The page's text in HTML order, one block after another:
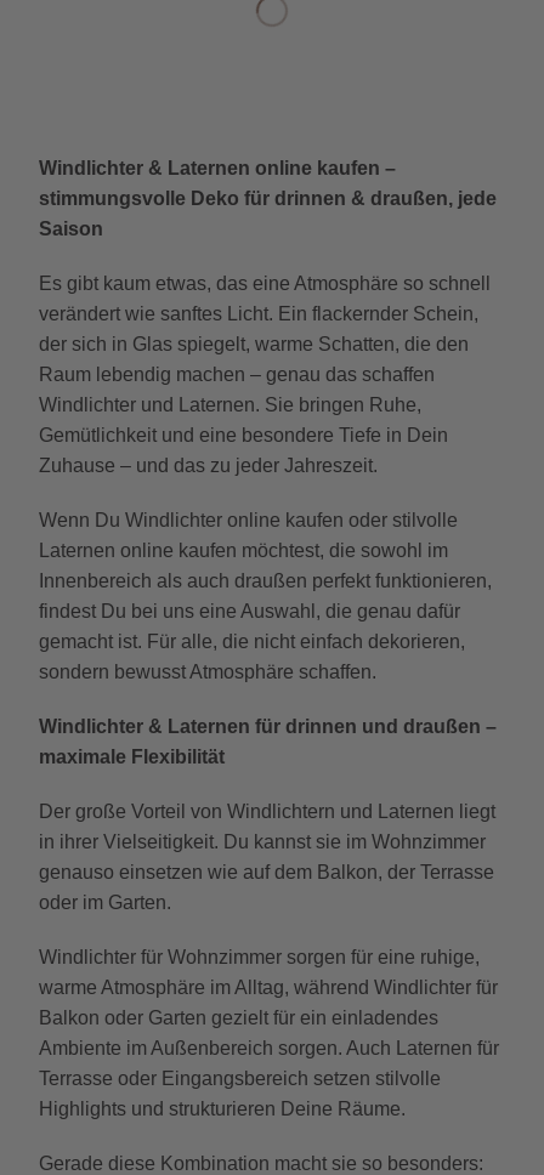
Windlichter & Laternen online kaufen –
stimmungsvolle Deko für drinnen & draußen, jede
Saison
Es gibt kaum etwas, das eine Atmosphäre so schnell
verändert wie sanftes Licht. Ein flackernder Schein,
der sich in Glas spiegelt, warme Schatten, die den
Raum lebendig machen – genau das schaffen
Windlichter und Laternen. Sie bringen Ruhe,
Gemütlichkeit und eine besondere Tiefe in Dein
Zuhause – und das zu jeder Jahreszeit.
Wenn Du Windlichter online kaufen oder stilvolle
Laternen online kaufen möchtest, die sowohl im
Innenbereich als auch draußen perfekt funktionieren,
findest Du bei uns eine Auswahl, die genau dafür
gemacht ist. Für alle, die nicht einfach dekorieren,
sondern bewusst Atmosphäre schaffen.
Windlichter & Laternen für drinnen und draußen –
maximale Flexibilität
Der große Vorteil von Windlichtern und Laternen liegt
in ihrer Vielseitigkeit. Du kannst sie im Wohnzimmer
genauso einsetzen wie auf dem Balkon, der Terrasse
oder im Garten.
Windlichter für Wohnzimmer sorgen für eine ruhige,
warme Atmosphäre im Alltag, während Windlichter für
Balkon oder Garten gezielt für ein einladendes
Ambiente im Außenbereich sorgen. Auch Laternen für
Terrasse oder Eingangsbereich setzen stilvolle
Highlights und strukturieren Deine Räume.
Gerade diese Kombination macht sie so besonders: